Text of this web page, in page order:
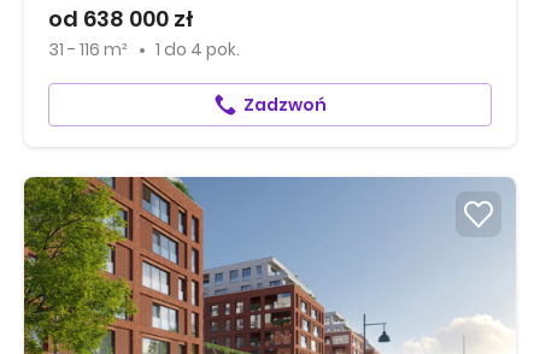
od 638 000 zł
31 - 116 m² 1 do 4 pok.
Zadzwoń